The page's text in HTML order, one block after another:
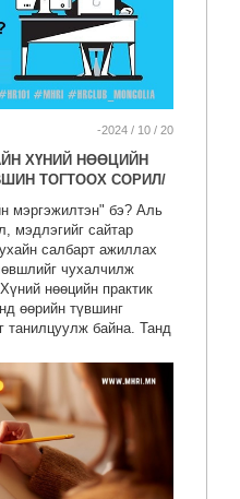
-2024 / 10 / 20
ХҮНИЙ НӨӨЦИЙН
ТОГТООХ СОРИЛ/
мэргэжилтэн" бэ? Аль
мэдлэгийг сайтар
салбарт ажиллах
чухалчилж
нөөцийн практик
өөрийн түвшинг
танилцуулж байна. Танд